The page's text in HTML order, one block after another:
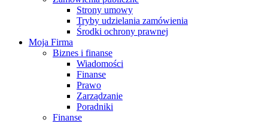
Strony umowy
Tryby udzielania zamówienia
Środki ochrony prawnej
Moja Firma
Biznes i finanse
Wiadomości
Finanse
Prawo
Zarządzanie
Poradniki
Finanse